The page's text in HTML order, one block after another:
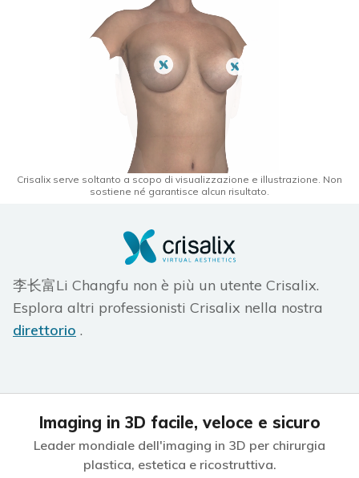
Crisalix serve soltanto a scopo di visualizzazione e illustrazione. Non
sostiene né garantisce alcun risultato.
李长富Li Changfu non è più un utente Crisalix.
Esplora altri professionisti Crisalix nella nostra
direttorio .
Imaging in 3D facile, veloce e sicuro
Leader mondiale dell'imaging in 3D per chirurgia
plastica, estetica e ricostruttiva.